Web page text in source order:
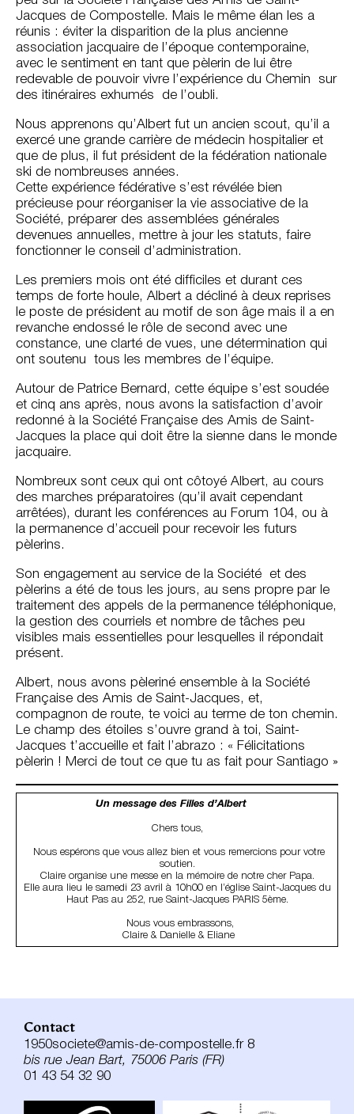
Jacques de Compostelle. Mais le même élan les a
réunis : éviter la disparition de la plus ancienne
association jacquaire de l’époque contemporaine,
avec le sentiment en tant que pèlerin de lui être
redevable de pouvoir vivre l’expérience du Chemin sur
des itinéraires exhumés de l’oubli.
Nous apprenons qu’Albert fut un ancien scout, qu’il a
exercé une grande carrière de médecin hospitalier et
que de plus, il fut président de la fédération nationale
ski de nombreuses années.
Cette expérience fédérative s’est révélée bien
précieuse pour réorganiser la vie associative de la
Société, préparer des assemblées générales
devenues annuelles, mettre à jour les statuts, faire
fonctionner le conseil d’administration.
Les premiers mois ont été difficiles et durant ces
temps de forte houle, Albert a décliné à deux reprises
le poste de président au motif de son âge mais il a en
revanche endossé le rôle de second avec une
constance, une clarté de vues, une détermination qui
ont soutenu tous les membres de l’équipe.
Autour de Patrice Bernard, cette équipe s’est soudée
et cinq ans après, nous avons la satisfaction d’avoir
redonné à la Société Française des Amis de Saint-
Jacques la place qui doit être la sienne dans le monde
jacquaire.
Nombreux sont ceux qui ont côtoyé Albert, au cours
des marches préparatoires (qu’il avait cependant
arrêtées), durant les conférences au Forum 104, ou à
la permanence d’accueil pour recevoir les futurs
pèlerins.
Son engagement au service de la Société et des
pèlerins a été de tous les jours, au sens propre par le
traitement des appels de la permanence téléphonique,
la gestion des courriels et nombre de tâches peu
visibles mais essentielles pour lesquelles il répondait
présent.
Albert, nous avons pèleriné ensemble à la Société
Française des Amis de Saint-Jacques, et,
compagnon de route, te voici au terme de ton chemin.
Le champ des étoiles s’ouvre grand à toi, Saint-
Jacques t’accueille et fait l’abrazo : « Félicitations
pèlerin ! Merci de tout ce que tu as fait pour Santiago »
Un message des Filles d’Albert
Chers tous,
Nous espérons que vous allez bien et vous remercions pour votre
soutien.
Claire organise une messe en la mémoire de notre cher Papa.
Elle aura lieu le samedi 23 avril à 10h00 en l’église Saint-Jacques du
Haut Pas au 252, rue Saint-Jacques PARIS 5ème.
Nous vous embrassons,
Claire & Danielle & Eliane
Contact
1950societe@amis-de-compostelle.fr 8
bis rue Jean Bart, 75006 Paris (FR)
01 43 54 32 90